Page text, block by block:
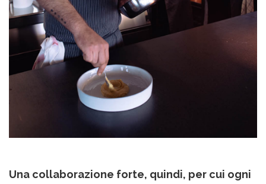
Una collaborazione forte, quindi, per cui ogni